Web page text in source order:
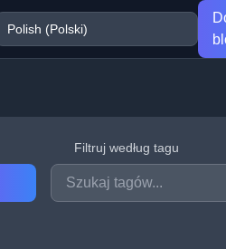
Filtruj według tagu